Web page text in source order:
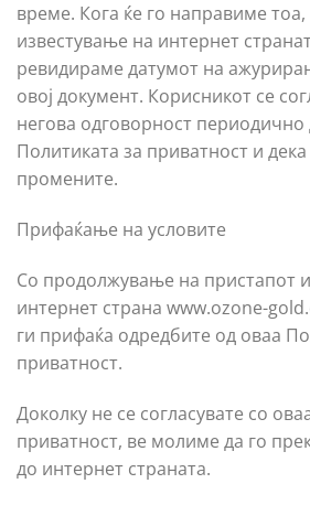
време. Кога ќе го направиме
известување на интернет
ревидираме датумот на
овој документ. Корисникот се
негова одговорност периодично
Политиката за приватност и дека
промените.
Прифаќање на условите
Со продолжување на пристапот
интернет страна www.ozone-
ги прифаќа одредбите од оваа
приватност.
Доколку не се согласувате со
приватност, ве молиме да го
до интернет страната.